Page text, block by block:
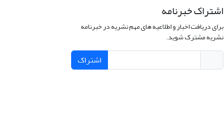
اشتراک خبرنامه
برای دریافت اخبار و اطلاعیه های مهم نشریه در خبرنامه
نشریه مشترک شوید.
اشتراک